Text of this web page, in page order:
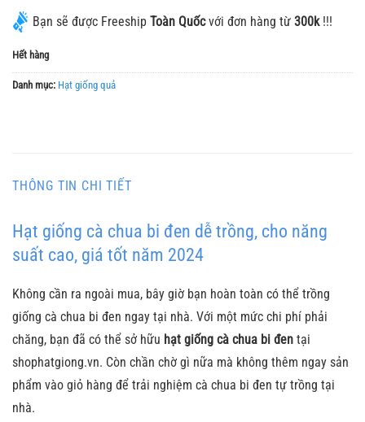
Bạn sẽ được Freeship Toàn Quốcvới đơn hàng từ 300k!!!
Hết hàng
Danh mục: Hạt giống quả
THÔNG TIN CHI TIẾT
Hạt giống cà chua bi đen dễ trồng, cho năng
suất cao, giá tốt năm 2024
Không cần ra ngoài mua, bây giờ bạn hoàn toàn có thể trồng
giống cà chua bi đen ngay tại nhà. Với một mức chi phí phải
chăng, bạn đã có thể sở hữu hạt giống cà chua bi đen tại
shophatgiong.vn. Còn chần chờ gì nữa mà không thêm ngay sản
phẩm vào giỏ hàng để trải nghiệm cà chua bi đen tự trồng tại
nhà.